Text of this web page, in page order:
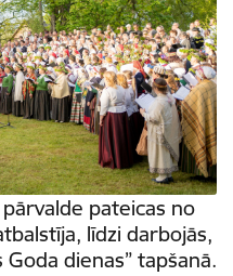
pateicas no
līdzi darbojās,
dienas” tapšanā.